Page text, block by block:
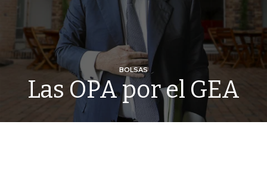
BOLSAS
Las OPA por el GEA